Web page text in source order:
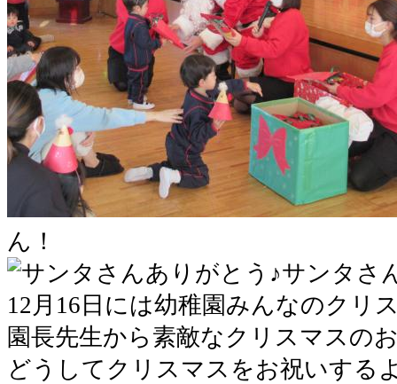
ん！
サンタさ
12月16日には幼稚園みんなのクリ
園長先生から素敵なクリスマスの
どうしてクリスマスをお祝いする